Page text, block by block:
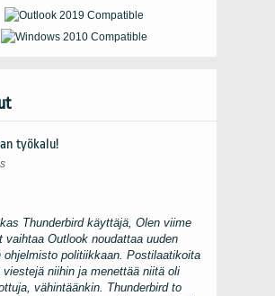
työkalu!
Thunderbirdkäyttäjä, Olen viime
vaihtaa Outlook noudattaa uuden
ohjelmisto politiikkaan. Postilaatikoita
viestejä niihin ja menettää niitä oli
vähintäänkin. Thunderbird to